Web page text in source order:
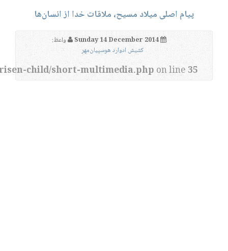
پیام اصلی میلاد مسیح، ملاقات خدا از انسان‌ها
Sunday 14 December 2014
واعظ:
کشیش ادوارد هوسپیان‌مهر
child/short-multimedia.php on line 35